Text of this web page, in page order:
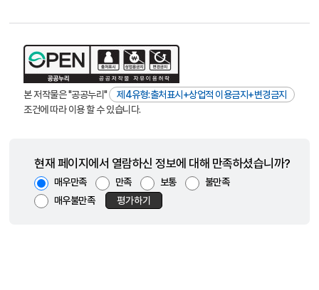
본 저작물은 "공공누리"
제4유형:출처표시+상업적 이용금지+변경금지
조건에 따라 이용 할 수 있습니다.
현재 페이지에서 열람하신 정보에 대해 만족하셨습니까?
매우만족 만족 보통
불만족
매우불만족
평가하기